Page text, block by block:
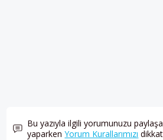
Bu yazıyla ilgili yorumunuzu
yaparkenYorum Kurallarımızı